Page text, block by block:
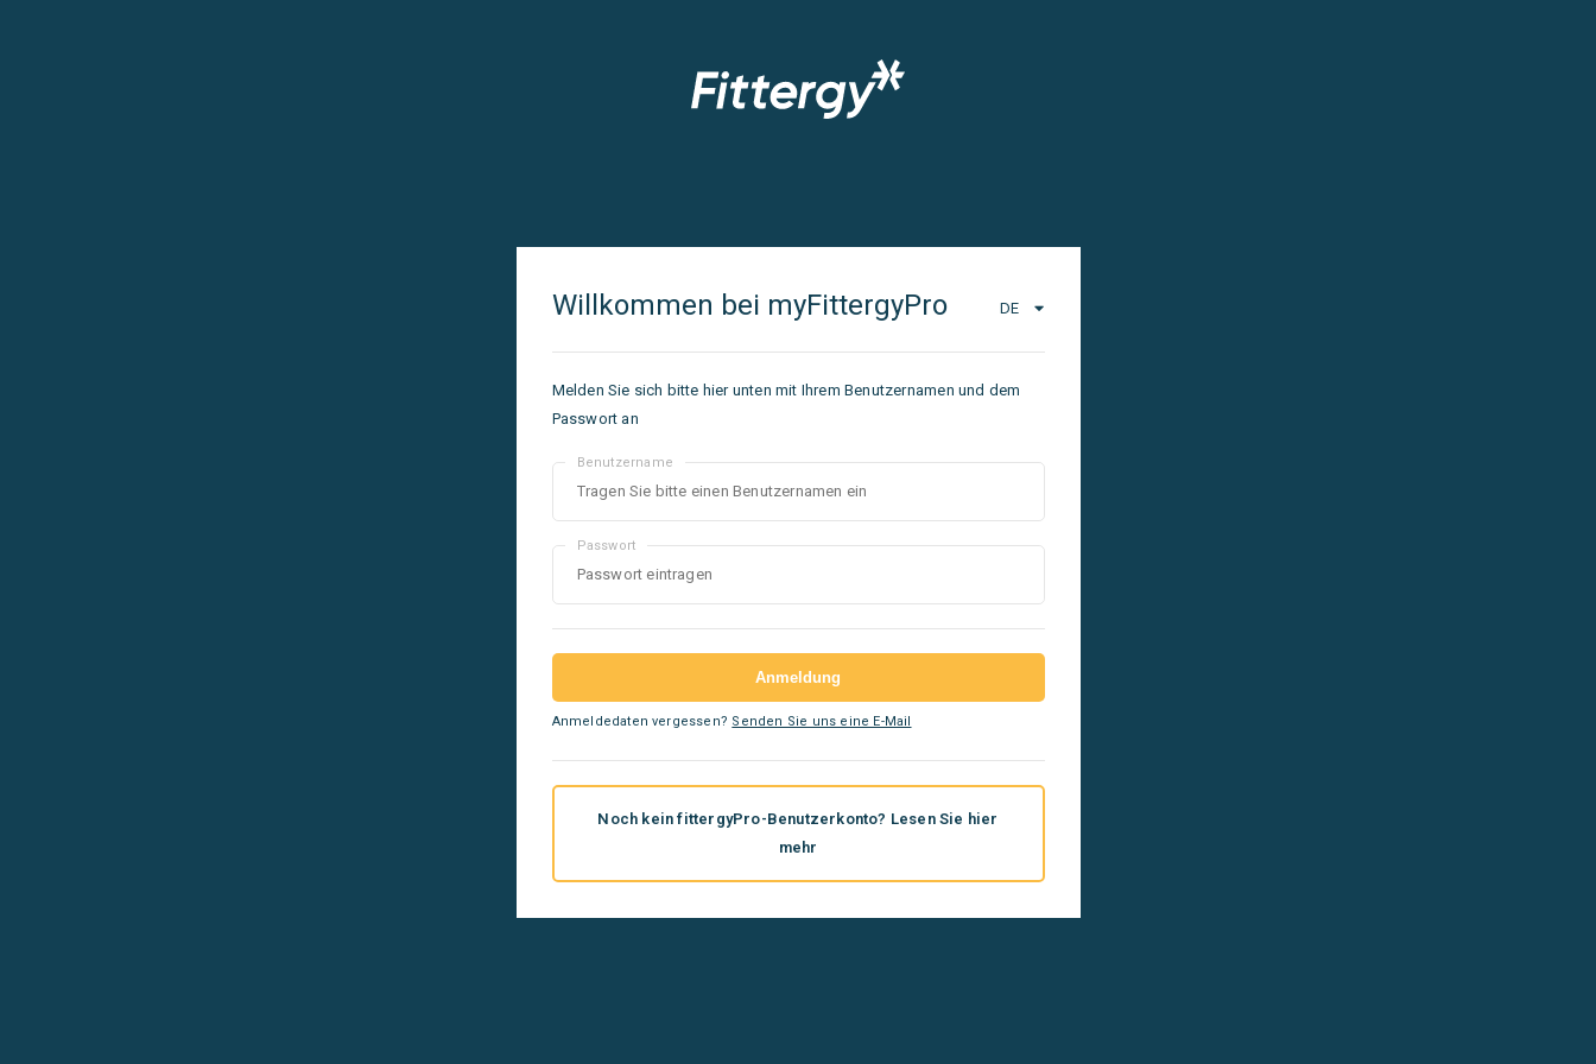
Willkommen bei myFittergyPro DE
Melden Sie sich bitte hier unten mit Ihrem Benutzernamen und dem
Passwort an
Benutzername
Passwort
Anmeldedaten vergessen? Senden Sie uns eine E-Mail
Noch kein fittergyPro-Benutzerkonto? Lesen Sie hier
mehr